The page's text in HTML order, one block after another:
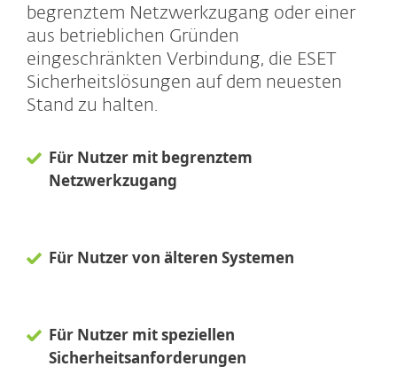
begrenztem Netzwerkzugang oder einer
aus betrieblichen Gründen
eingeschränkten Verbindung, die ESET
Sicherheitslösungen auf dem neuesten
Stand zu halten.
Für Nutzer mit begrenztem
Netzwerkzugang
Für Nutzer von älteren Systemen
Für Nutzer mit speziellen
Sicherheitsanforderungen